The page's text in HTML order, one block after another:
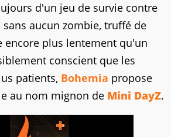
d'un jeu de survie contre
aucun zombie, truffé de
encore plus lentement qu'un
conscient que les
patients, Bohemia propose
au nom mignon de Mini DayZ.